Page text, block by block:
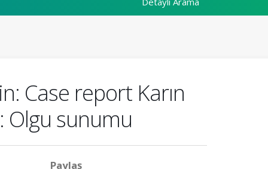
Case report Karın
Olgu sunumu
Paylaş